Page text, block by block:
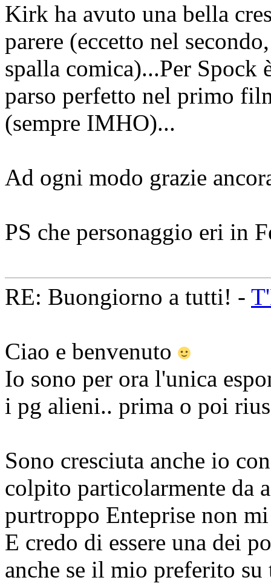
Kirk ha avuto una bella
parere (eccetto nel
spalla comica)...Per
parso perfetto nel primo
(sempre IMHO)...
Ad ogni modo grazie
PS che personaggio eri in
RE: Buongiorno a tutti! -
Ciao e benvenuto
Io sono per ora l'unica
i pg alieni.. prima o poi
Sono cresciuta anche io
colpito particolarmente da
purtroppo Enteprise non
E credo di essere una dei
anche se il mio preferito